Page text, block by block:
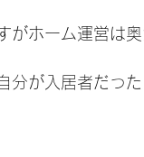
ホーム運営は奥
入居者だった